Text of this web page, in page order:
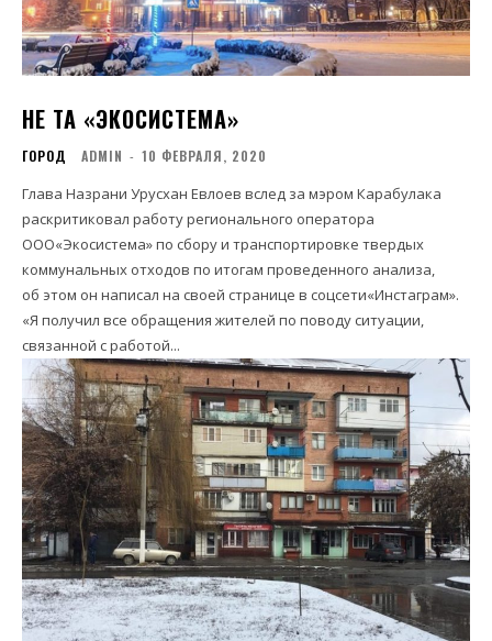
НЕ ТА «ЭКОСИСТЕМА»
ГОРОД ADMIN - 10 ФЕВРАЛЯ, 2020
Глава Назрани Урусхан Евлоев вслед за мэром Карабулака
раскритиковал работу регионального оператора
ООО«Экосистема» по сбору и транспортировке твердых
коммунальных отходов по итогам проведенного анализа,
об этом он написал на своей странице в соцсети«Инстаграм».
«Я получил все обращения жителей по поводу ситуации,
связанной с работой...